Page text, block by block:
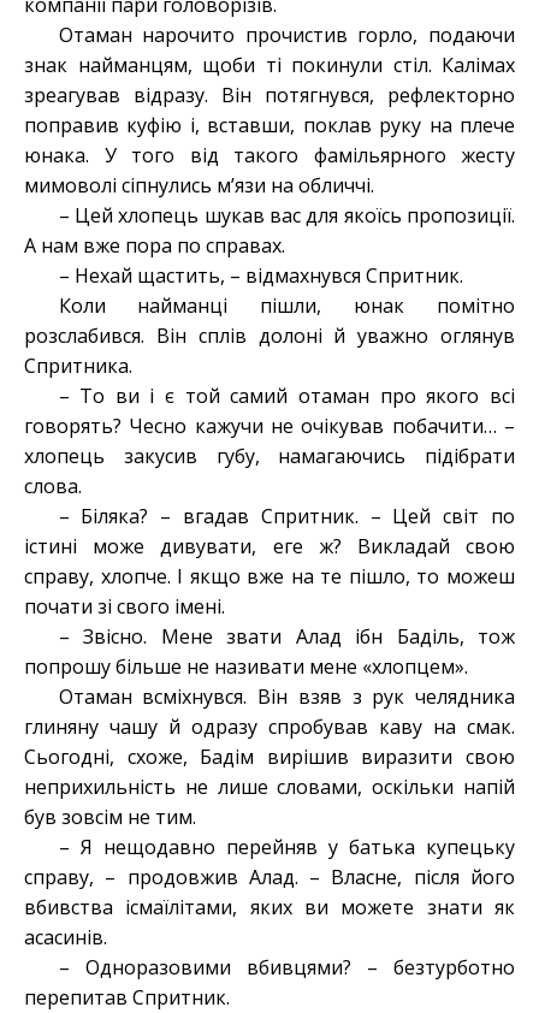
компанії пари головорізів.
Отаман нарочито прочистив горло, подаючи
знак найманцям, щоби ті покинули стіл. Калімах
зреагував відразу. Він потягнувся, рефлекторно
поправив куфію і, вставши, поклав руку на плече
юнака. У того від такого фамільярного жесту
мимоволі сіпнулись м’язи на обличчі.
– Цей хлопець шукав вас для якоїсь пропозиції.
А нам вже пора по справах.
– Нехай щастить, – відмахнувся Спритник.
Коли найманці пішли, юнак помітно
розслабився. Він сплів долоні й уважно оглянув
Спритника.
– То ви і є той самий отаман про якого всі
говорять? Чесно кажучи не очікував побачити… –
хлопець закусив губу, намагаючись підібрати
слова.
– Біляка? – вгадав Спритник. – Цей світ по
істині може дивувати, еге ж? Викладай свою
справу, хлопче. І якщо вже на те пішло, то можеш
почати зі свого імені.
– Звісно. Мене звати Алад ібн Баділь, тож
попрошу більше не називати мене «хлопцем».
Отаман всміхнувся. Він взяв з рук челядника
глиняну чашу й одразу спробував каву на смак.
Сьогодні, схоже, Бадім вирішив виразити свою
неприхильність не лише словами, оскільки напій
був зовсім не тим.
– Я нещодавно перейняв у батька купецьку
справу, – продовжив Алад. – Власне, після його
вбивства ісмаїлітами, яких ви можете знати як
асасинів.
– Одноразовими вбивцями? – безтурботно
перепитав Спритник.